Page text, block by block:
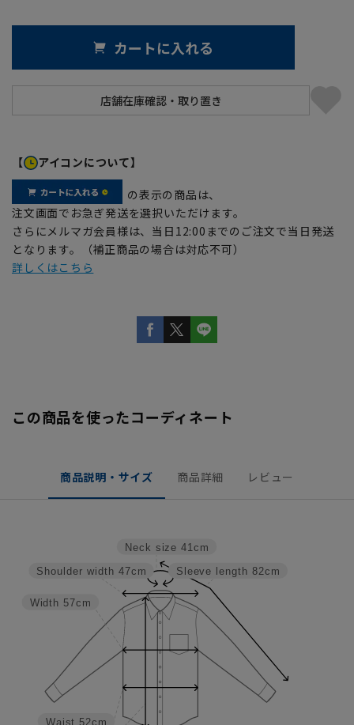
カートに入れる
【 アイコンについて】
の表示の商品は、
注文画面でお急ぎ発送を選択いただけます。
さらにメルマガ会員様は、当日12:00までのご注文で当日発送
となります。（補正商品の場合は対応不可）
詳しくはこちら
この商品を使ったコーディネート
商品説明・サイズ 商品詳細 レビュー
Sleeve length 82cm
Neck size 41cm
Waist 52cm
Width 57cm
Shoulder width 47cm